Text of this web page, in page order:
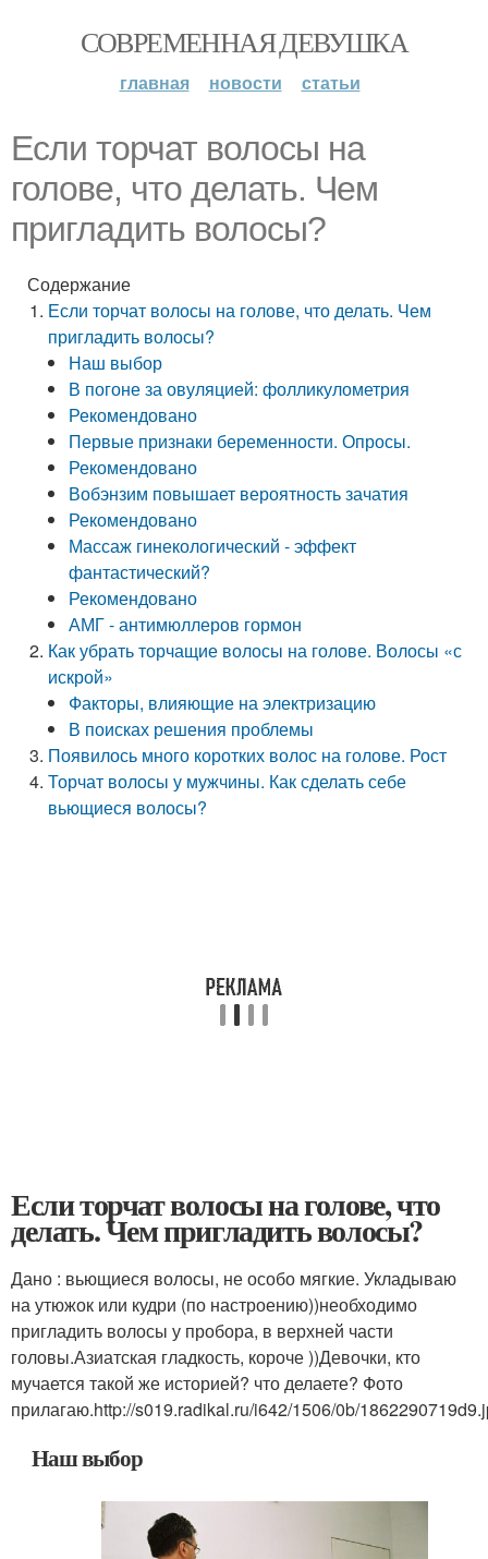
СОВРЕМЕННАЯ ДЕВУШКА
главная новости статьи
Если торчат волосы на
голове, что делать. Чем
пригладить волосы?
Содержание
Если торчат волосы на голове, что делать. Чем
пригладить волосы?
Наш выбор
В погоне за овуляцией: фолликулометрия
Рекомендовано
Первые признаки беременности. Опросы.
Рекомендовано
Вобэнзим повышает вероятность зачатия
Рекомендовано
Массаж гинекологический - эффект
фантастический?
Рекомендовано
АМГ - антимюллеров гормон
Как убрать торчащие волосы на голове. Волосы «с
искрой»
Факторы, влияющие на электризацию
В поисках решения проблемы
Появилось много коротких волос на голове. Рост
Торчат волосы у мужчины. Как сделать себе
вьющиеся волосы?
Если торчат волосы на голове, что
делать. Чем пригладить волосы?
Дано : вьющиеся волосы, не особо мягкие. Укладываю
на утюжок или кудри (по настроению))необходимо
пригладить волосы у пробора, в верхней части
головы.Азиатская гладкость, короче ))Девочки, кто
мучается такой же историей? что делаете? Фото
прилагаю.http://s019.radikal.ru/i642/1506/0b/
Наш выбор